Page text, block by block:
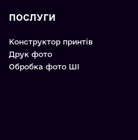
ПОСЛУГИ
Конструктор принтів
Друк фото
Обробка фото ШІ